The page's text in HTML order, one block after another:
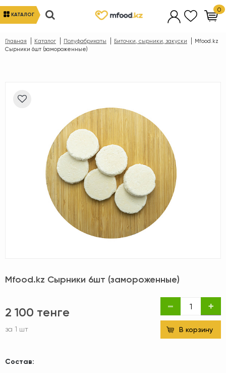
КАТАЛОГ
0
Главная Каталог Полуфабрикаты Биточки, сырники, закуски
Mfood.kz
Сырники 6шт (замороженные)
Mfood.kz Сырники 6шт (замороженные)
2 100 тенге
за 1 шт В корзину
Состав: